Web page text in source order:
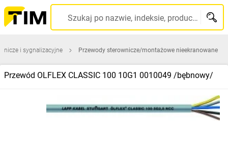
Szukaj po nazwie, indeksie, producencie, kodzie kreskowym...
i sygnalizacyjne Przewody sterownicze/montażowe nieekranowane
Przewód OLFLEX CLASSIC 100 10G1 0010049 /bębnowy/